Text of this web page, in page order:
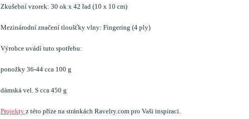
Zkušební vzorek: 30 ok x 42 řad (10 x 10 cm)
Mezinárodní značení tloušťky vlny: Fingering (4 ply)
Výrobce uvádí tuto spotřebu:
ponožky 36-44 cca 100 g
dámská vel. S cca 450 g
Projekty z této příze na stránkách Ravelry.com pro Vaši inspiraci.